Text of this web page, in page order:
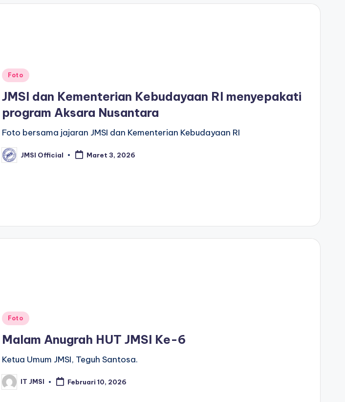
Foto
JMSI dan Kementerian Kebudayaan RI menyepakati
program Aksara Nusantara
Foto bersama jajaran JMSI dan Kementerian Kebudayaan RI
JMSI Official Maret 3, 2026
Foto
Malam Anugrah HUT JMSI Ke-6
Ketua Umum JMSI, Teguh Santosa.
IT JMSI Februari 10, 2026